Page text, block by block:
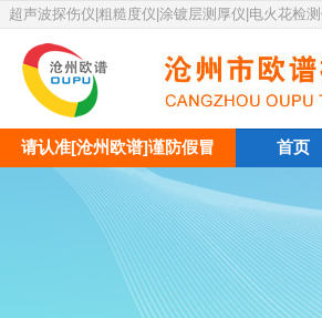
超声波探伤仪|粗糙度仪|涂镀层测厚仪|电火花检
请认准[沧州欧谱]谨防假冒 首页